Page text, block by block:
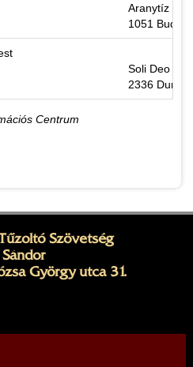
Aranytíz
1051
Soli Deo
2336
Centrum
Szövetség
György utca 31.